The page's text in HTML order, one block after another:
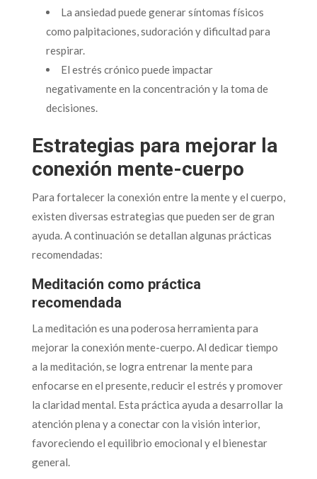
La ansiedad puede generar síntomas físicos
como palpitaciones, sudoración y dificultad para
respirar.
El estrés crónico puede impactar
negativamente en la concentración y la toma de
decisiones.
Estrategias para mejorar la
conexión mente-cuerpo
Para fortalecer la conexión entre la mente y el cuerpo,
existen diversas estrategias que pueden ser de gran
ayuda. A continuación se detallan algunas prácticas
recomendadas:
Meditación como práctica
recomendada
La meditación es una poderosa herramienta para
mejorar la conexión mente-cuerpo. Al dedicar tiempo
a la meditación, se logra entrenar la mente para
enfocarse en el presente, reducir el estrés y promover
la claridad mental. Esta práctica ayuda a desarrollar la
atención plena y a conectar con la visión interior,
favoreciendo el equilibrio emocional y el bienestar
general.